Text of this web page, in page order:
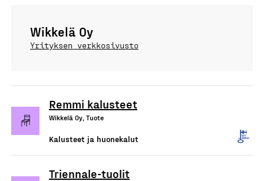
Wikkelä Oy
Yrityksen verkkosivusto
Remmi kalusteet
Wikkelä Oy, Tuote
Kalusteet ja huonekalut
Triennale-tuolit